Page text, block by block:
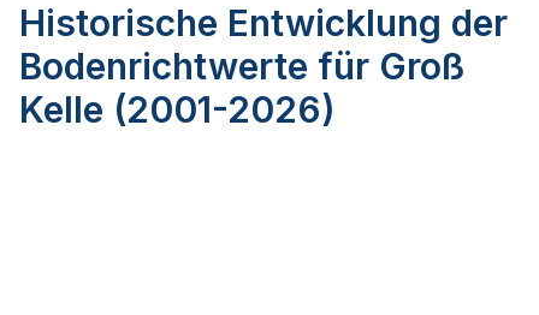
Historische Entwicklung der
Bodenrichtwerte für Groß
Kelle (2001-2026)